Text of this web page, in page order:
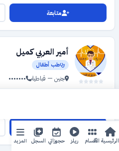
متابعة
أمير العربي كميل
طب أطفال
جنين — قباطية •••••••
متابعة
الرئيسية الأقسام ريلز حجوزاتي السجل المزيد